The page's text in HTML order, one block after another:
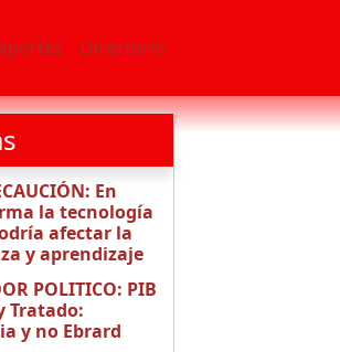
Directorio
En
la tecnología
afectar la
y aprendizaje
POLITICO: PIB
Tratado:
y no Ebrard